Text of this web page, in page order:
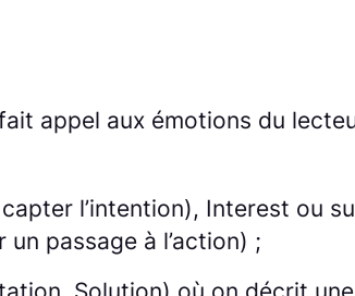
appel aux émotions du
l’intention), Interest ou
passage à l’action) ;